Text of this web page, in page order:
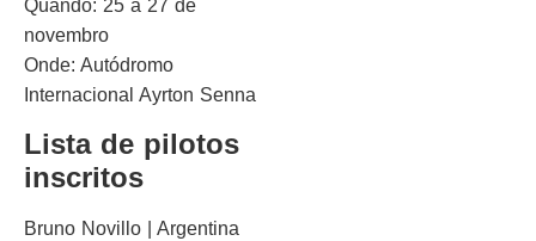
Quando: 25 a 27 de
novembro
Onde: Autódromo
Internacional Ayrton Senna
Lista de pilotos
inscritos
Bruno Novillo | Argentina